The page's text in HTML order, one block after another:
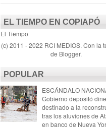
EL TIEMPO EN COPIAPÓ
El Tiempo
(c) 2011 - 2022 RCI MEDIOS. Con la
de Blogger.
POPULAR
ESCÁNDALO
Gobierno depositó
destinado a la
tras los aluviones de
en banco de Nueva